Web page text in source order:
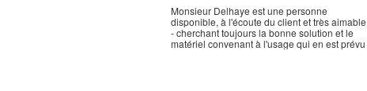
Monsieur Delhaye est une personne
disponible, à l'écoute du client et très aimable
- cherchant toujours la bonne solution et le
matériel convenant à l'usage qui en est prévu